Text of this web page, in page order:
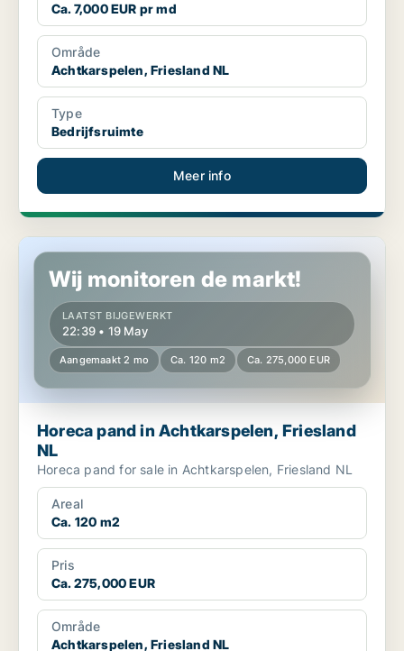
Ca. 7,000 EUR pr md
Område
Achtkarspelen, Friesland NL
Type
Bedrijfsruimte
Meer info
Horeca pand in Achtkarspelen, Friesland NL
Wij monitoren de markt!
LAATST BIJGEWERKT
22:39 • 19 May
Aangemaakt 2 mo Ca. 120 m2 Ca. 275,000 EUR
Horeca pand in Achtkarspelen, Friesland
NL
Horeca pand for sale in Achtkarspelen, Friesland NL
Areal
Ca. 120 m2
Pris
Ca. 275,000 EUR
Område
Achtkarspelen, Friesland NL